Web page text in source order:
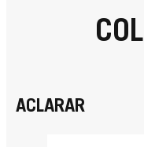
ACLARAR